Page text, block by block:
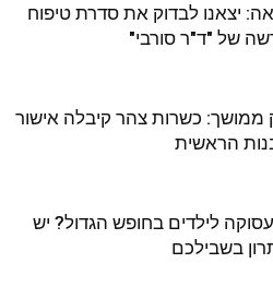
יצאנו לבדוק את סדרת טיפוח
של "ד"ר סורבי"
כשרות צהר קיבלה אישור
הראשית
לילדים בחופש הגדול? יש
בשבילכם